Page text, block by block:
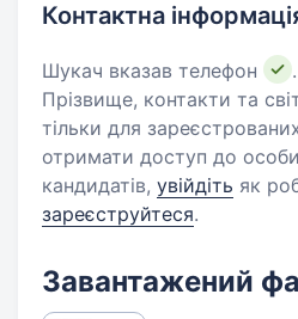
Контактна
Шукач вказав телефон
.
Прізвище, контакти та
тільки для
отримати доступ до
кандидатів, увійдіть як
зареєструйтеся.
Завантажений